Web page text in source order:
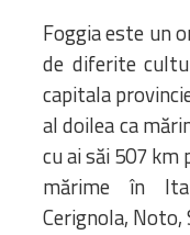
Foggia este un
de diferite
capitala
al doilea ca
cu ai săi 507
mărime în
Cerignola, Noto,